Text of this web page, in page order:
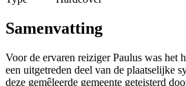
Samenvatting
Voor de ervaren reiziger Paulus was het
een uitgetreden deel van de plaatselijke
deze gemêleerde gemeente geteisterd